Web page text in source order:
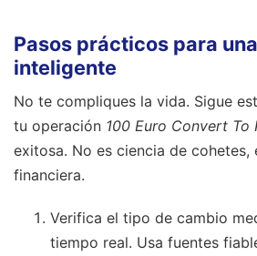
Pasos prácticos para
inteligente
No te compliques la vida. Sigue
tu operación 100 Euro Convert To
exitosa. No es ciencia de cohetes,
financiera.
Verifica el tipo de cambio
tiempo real. Usa fuentes